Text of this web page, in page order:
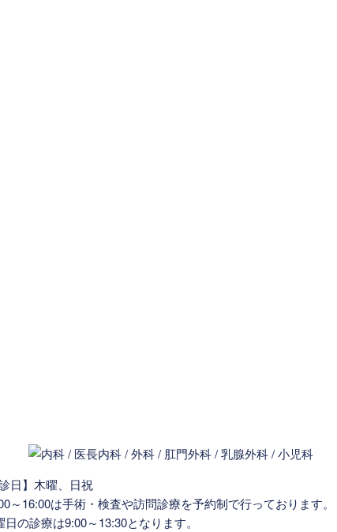
診日】木曜、日祝
～16:00は手術・検査や訪問診療を予約制で行っております。
日の診療は9:00～13:30となります。